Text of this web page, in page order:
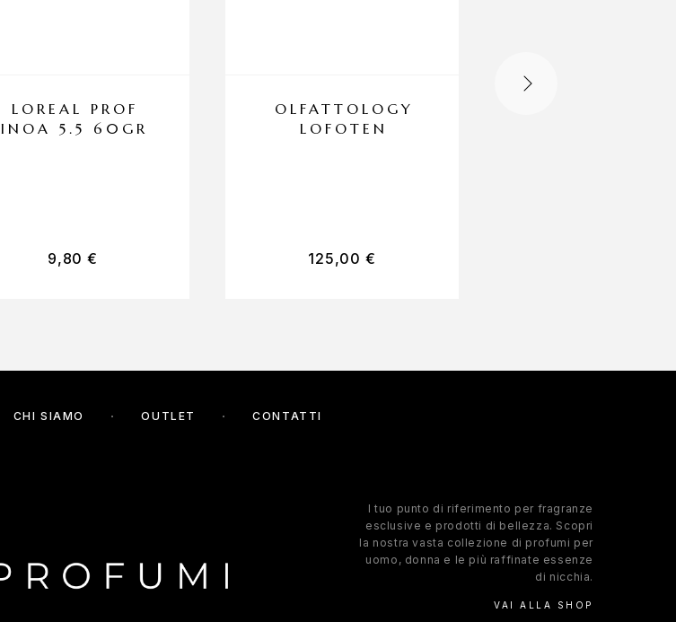
LOREAL PROF
INOA 5.5 60GR
9,80€
OLFATTOLOGY
LOFOTEN
125,00 €
CHI SIAMO OUTLET CONTATTI
l tuo punto di riferimento per fragranze
esclusive e prodotti di bellezza. Scopri
la nostra vasta collezione di profumi per
uomo, donna e le più raffinate essenze
di nicchia.
VAI ALLA SHOP